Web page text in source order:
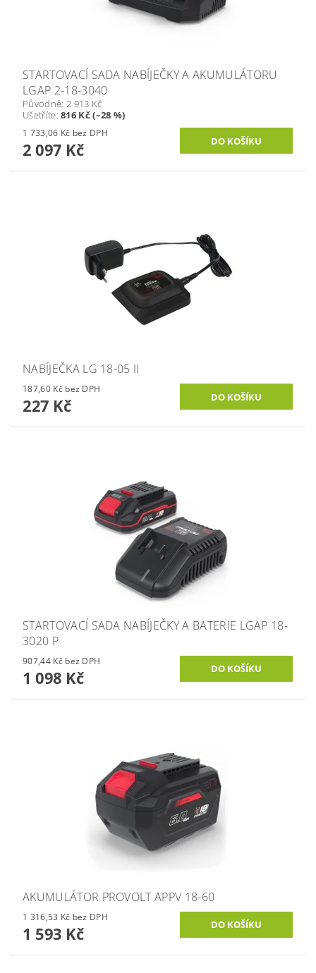
STARTOVACÍ SADA NABÍJEČKY A AKUMULÁTORU
LGAP 2-18-3040
Původně: 2 913 Kč
Ušetříte:816 Kč (–28 %)
1 733,06 Kč bez DPH
2 097 Kč
NABÍJEČKA LG 18-05 II
187,60 Kč bez DPH
227 Kč
STARTOVACÍ SADA NABÍJEČKY A BATERIE LGAP 18-
3020 P
907,44 Kč bez DPH
1 098 Kč
AKUMULÁTOR PROVOLT APPV 18-60
1 316,53 Kč bez DPH
1 593 Kč